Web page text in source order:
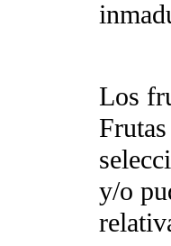
Los
y/o